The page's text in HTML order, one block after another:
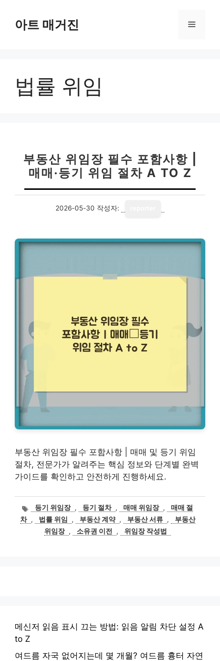
아트 매거진 메
법률 위임
부동산 위임장 필수 포함사항 |
매매·등기 위임 절차 A TO Z
2026-05-30 작성자:
부동산 위임장 필수 포함사항 | 매매 및 등기 위임
절차, 전문가가 알려주는 핵심 정보와 단계별 완벽
가이드를 확인하고 안전하게 진행하세요.
태등기 위임장 , 등기 절차 , 매매 위임장 ,
매매 절
차 , 법률 위임 , 부동산 계약 , 부동산 서류 ,
부동산
위임장 , 소유권 이전 , 위임장 작성법
메신저 읽음 표시 끄는 방법: 읽음 알림 차단 설정 A
to Z
여드름 자국 없어지는데 몇 개월? 여드름 흉터 자연